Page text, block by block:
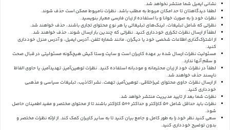
نشانی ایمیل شما منتشر نخواهد شد.
لطفا دیدگاهتان تا حد امکان مربوط به مطلب باشد. نظرات نامربوط ممکن است حذف شوند.
نظرات خود را به صورت خوانا و با استفاده از زبان فارسی معیار بنویسید.
نظراتی که شامل تبلیغات، لینک‌های تبلیغاتی یا هر نوع محتوای تجاری باشند، حذف خواهند شد.
لطفاً از ارسال نظرات تکراری خودداری کنید. نظراتی که چندین بار ارسال شوند، حذف خواهند شد.
از اشتراک‌گذاری اطلاعات شخصی خود یا دیگران، مانند شماره تلفن، آدرس ایمیل، و آدرس منزل خودداری
کنید.
مسئولیت نظرات ارسال شده بر عهده کاربران است و سایت وستا کیش هیچگونه مسئولیتی در قبال صحت
و سقم آنها ندارد.
لطفاً در نظرات خود از زبان محترمانه و مودبانه استفاده کنید. نظرات توهین‌آمیز، تهدیدآمیز، یا حاوی الفاظ
ناپسند حذف خواهند شد.
از ارسال نظرات حاوی محتوای غیراخلاقی، توهین‌آمیز، تهمت، نشر اکاذیب، تبلیغات سیاسی و مذهبی
خودداری کنید.
نظرات شما بعد از تایید مدیریت منتشر خواهد شد.
نظرات باید حداقل شامل 50 کاراکتر و حداکثر 500 کاراکتر باشند تا از محتوای مختصر و مفید اطمینان حاصل
شود.
سعی کنید نظر خود را به طور کامل و جامع بیان کنید تا به سایر کاربران کمک کند.از ارائه نظرات مختصر و
بدون توضیح خودداری کنید.